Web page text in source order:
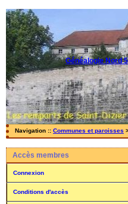
Généalogie Nord
Navigation :: Communes et paroisses
Accès membres
Connexion
Conditions d'accès